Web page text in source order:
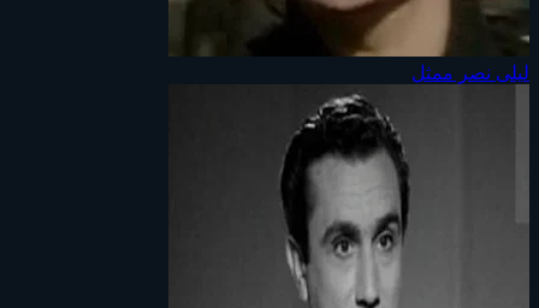
ليلى نصر ممثل